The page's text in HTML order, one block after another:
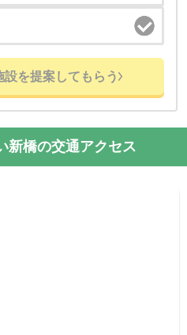
設を提案してもらう
新橋の交通アクセス